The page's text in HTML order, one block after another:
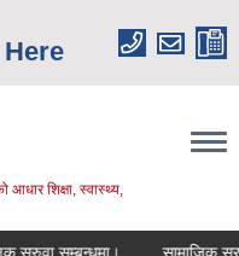
आधार शिक्षा, स्‍वास्‍थ्‍य,